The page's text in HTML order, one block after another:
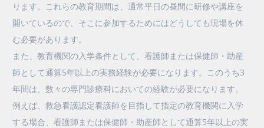
ります。これらの教育期間は、通常平日の昼間に研修や講座を
開いているので、そこに参加するためにはどうしても現場を休
む必要があります。
また、教育機関の入学条件として、看護師または保健師・助産
師として通算5年以上の実務経験が必要になります。このうち3
年間は、数々の専門診療科においての経験が必要になります。
例えば、救急看護認定看護師を目指して指定の教育機関に入学
する場合、看護師または保健師・助産師として通算5年以上の実